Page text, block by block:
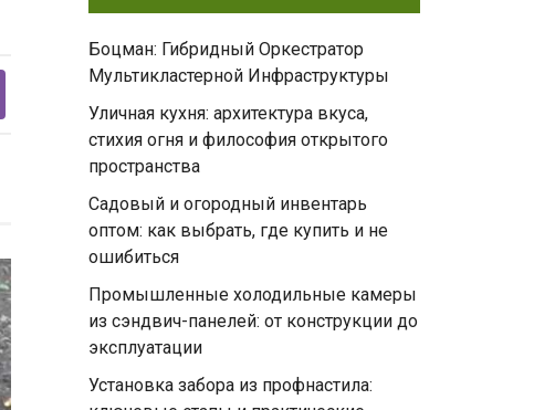
Боцман: Гибридный Оркестратор
Мультикластерной Инфраструктуры
Уличная кухня: архитектура вкуса,
стихия огня и философия открытого
пространства
Садовый и огородный инвентарь
оптом: как выбрать, где купить и не
ошибиться
Промышленные холодильные камеры
из сэндвич-панелей: от конструкции до
эксплуатации
Установка забора из профнастила: